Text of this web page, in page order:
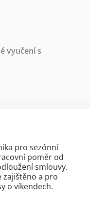
vyučení s
pro sezónní
poměr od
smlouvy.
zajištěno a pro
o víkendech.